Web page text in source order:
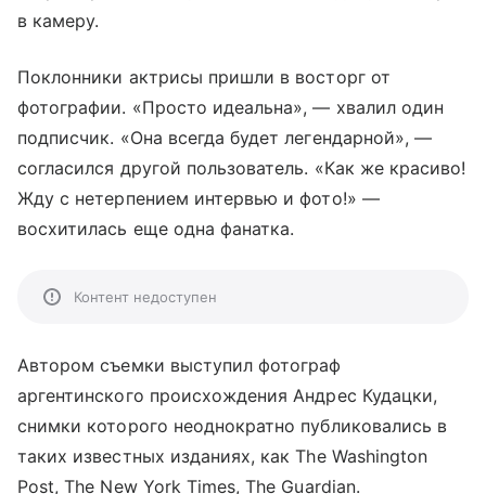
в камеру.
Поклонники актрисы пришли в восторг от
фотографии. «Просто идеальна», — хвалил один
подписчик. «Она всегда будет легендарной», —
согласился другой пользователь. «Как же красиво!
Жду с нетерпением интервью и фото!» —
восхитилась еще одна фанатка.
Контент недоступен
Автором съемки выступил фотограф
аргентинского происхождения Андрес Кудацки,
снимки которого неоднократно публиковались в
таких известных изданиях, как The Washington
Post, The New York Times, The Guardian.